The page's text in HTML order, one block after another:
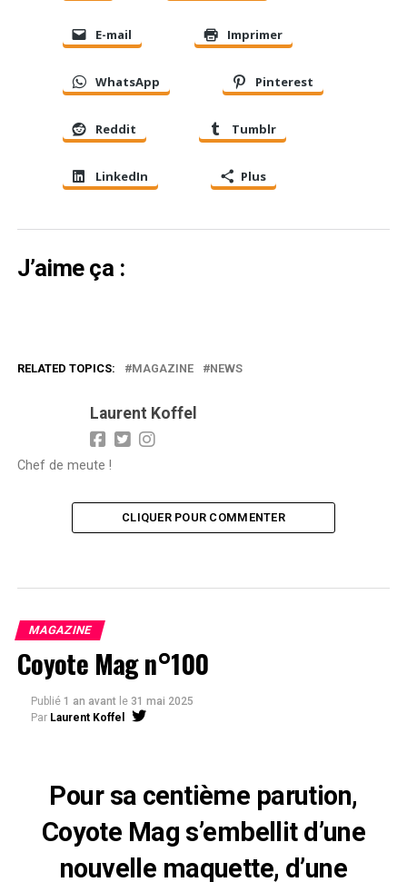
E-mail Imprimer
WhatsApp Pinterest
Reddit Tumblr
LinkedIn Plus
J’aime ça :
RELATED TOPICS: MAGAZINE NEWS
Laurent Koffel
Chef de meute !
CLIQUER POUR COMMENTER
MAGAZINE
Coyote Mag n°100
Publié 1 an avant le 31 mai 2025
Par Laurent Koffel
Pour sa centième parution,
Coyote Mag s’embellit d’une
nouvelle maquette, d’une